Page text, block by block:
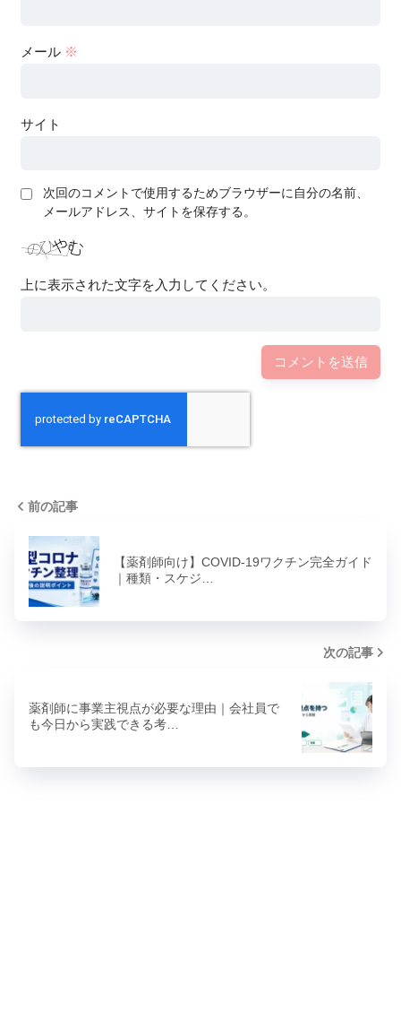
メール ※
サイト
次回のコメントで使用するためブラウザーに自分の名前、
メールアドレス、サイトを保存する。
上に表示された文字を入力してください。
前の記事
【薬剤師向け】COVID-19ワクチン完全ガイド
｜種類・スケジ…
次の記事
薬剤師に事業主視点が必要な理由｜会社員で
も今日から実践できる考…